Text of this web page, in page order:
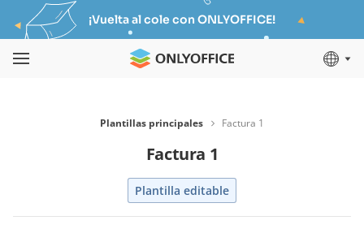
¡Vuelta al cole con ONLYOFFICE!
Plantillas principales Factura 1
Factura 1
Plantilla editable